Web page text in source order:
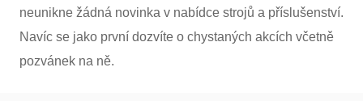
neunikne žádná novinka v nabídce strojů a příslušenství.
Navíc se jako první dozvíte o chystaných akcích včetně
pozvánek na ně.